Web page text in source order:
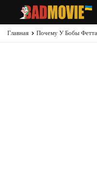
Главная Почему У Бобы Фетта Остались